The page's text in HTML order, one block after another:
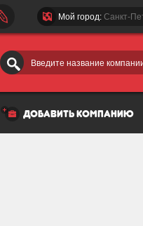
Введите название
Мой город: Санкт-
добавить компанию